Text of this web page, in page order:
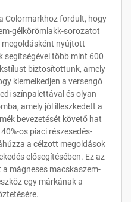
Colormarkhoz fordult, hogy
gélkörömlakk-sorozatot
megoldásként nyújtott
több mint 600
biztosítottunk, amely
kiemelkedjen a versengő
színpalettával és olyan
amely jól illeszkedett a
bevezetését követő hat
os piaci részesedés-
a célzott megoldások
elősegítésében. Ez az
mágneses macskaszem-
egy márkának a